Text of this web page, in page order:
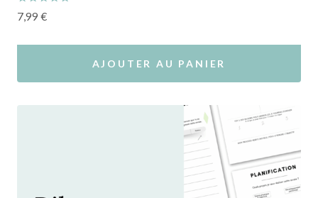
Note
5.00
7,99 €
AJOUTER AU PANIER